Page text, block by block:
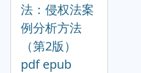
法：侵权法案
例分析方法
（第2版）
pdf epub